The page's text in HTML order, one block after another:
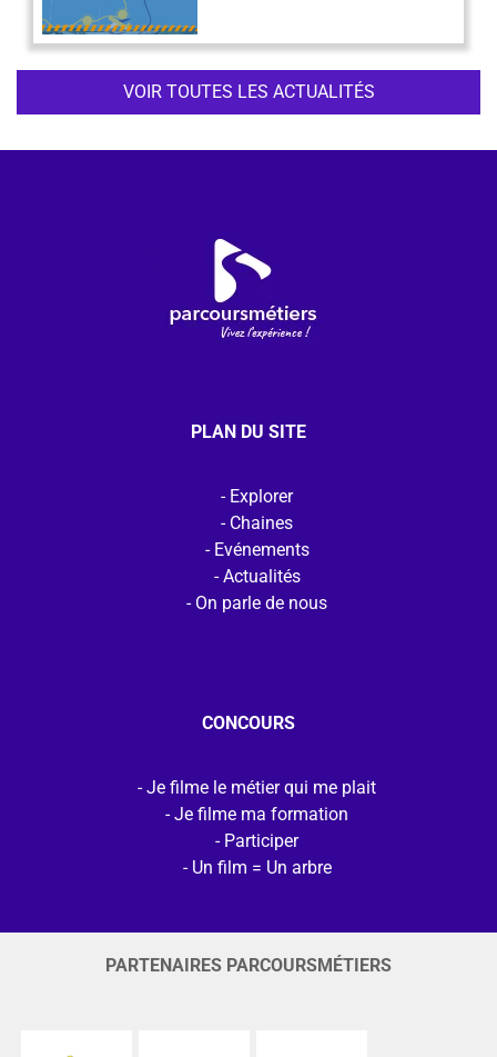
VOIR TOUTES LES ACTUALITÉS
PLAN DU SITE
Explorer
Chaines
Evénements
Actualités
On parle de nous
CONCOURS
Je filme le métier qui me plait
Je filme ma formation
Participer
Un film = Un arbre
PARTENAIRES PARCOURSMÉTIERS